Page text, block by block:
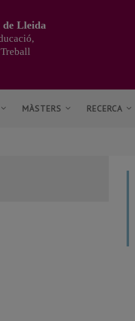
Lleida
MÀSTERS RECERCA